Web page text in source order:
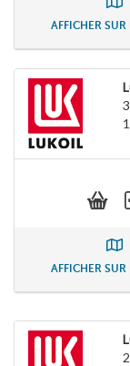
AFFICHER SUR
AFFICHER SUR